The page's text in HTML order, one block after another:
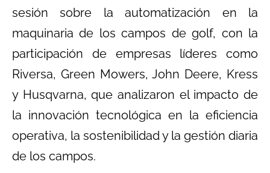
sesión sobre la automatización en la
maquinaria de los campos de golf, con la
participación de empresas líderes como
Riversa, Green Mowers, John Deere, Kress
y Husqvarna, que analizaron el impacto de
la innovación tecnológica en la eficiencia
operativa, la sostenibilidad y la gestión diaria
de los campos.